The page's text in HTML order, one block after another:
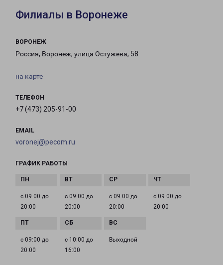
Филиалы в Воронеже
ВОРОНЕЖ
Россия, Воронеж, улица Остужева, 58
на карте
ТЕЛЕФОН
+7 (473) 205-91-00
EMAIL
voronej@pecom.ru
ГРАФИК РАБОТЫ
с 09:00 до
20:00
с 09:00 до
20:00
с 09:00 до
20:00
с 09:00 до
20:00
с 09:00 до
20:00
с 10:00 до
16:00
Выходной